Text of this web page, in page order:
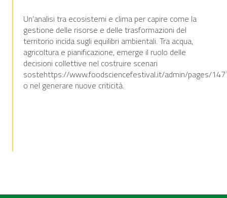
Un’analisi tra ecosistemi e clima per capire come la
gestione delle risorse e delle trasformazioni del
territorio incida sugli equilibri ambientali. Tra acqua,
agricoltura e pianificazione, emerge il ruolo delle
decisioni collettive nel costruire scenari
sostehttps://www.foodsciencefestival.it/admin/pages/
o nel generare nuove criticità.